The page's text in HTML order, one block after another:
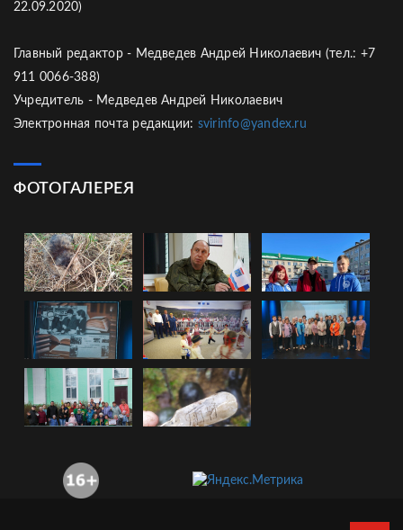
22.09.2020)
Главный редактор - Медведев Андрей Николаевич (тел.: +7
911 0066-388)
Учредитель - Медведев Андрей Николаевич
Электронная почта редакции: svirinfo@yandex.ru
ФОТОГАЛЕРЕЯ